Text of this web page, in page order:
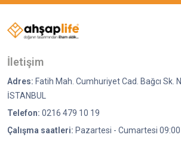
İletişim
Adres: Fatih Mah. Cumhuriyet Cad. Bağcı Sk.
İSTANBUL
Telefon: 0216 479 10 19
Çalışma saatleri: Pazartesi - Cumartesi 09:00